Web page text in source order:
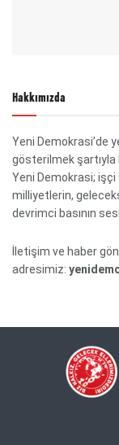
Hakkımızda
Yeni Demokrasi’de
gösterilmek şartıyla
Yeni Demokrasi; işçi
milliyetlerin,
devrimci basının
İletişim ve haber
adresimiz: